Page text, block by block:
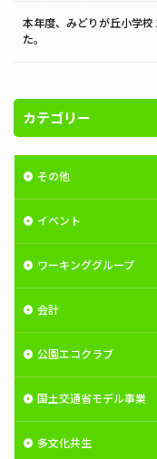
本年度、みどりが丘小学
た。
カテゴリー
その他
イベント
ワーキンググループ
会計
公園エコクラブ
国土交通省モデル事業
多文化共生